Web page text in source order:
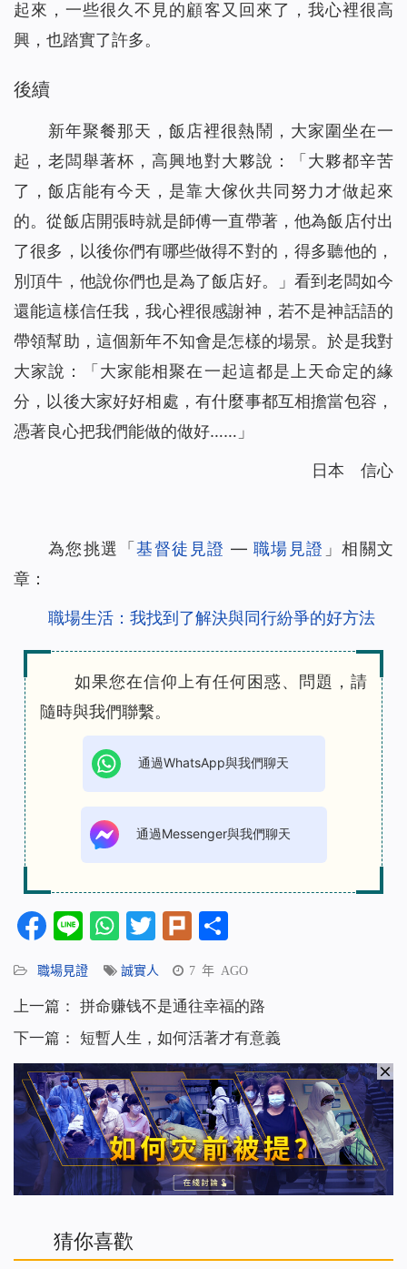
起來，一些很久不見的顧客又回來了，我心裡很高
興，也踏實了許多。
後續
新年聚餐那天，飯店裡很熱鬧，大家圍坐在一
起，老闆舉著杯，高興地對大夥說：「大夥都辛苦
了，飯店能有今天，是靠大傢伙共同努力才做起來
的。從飯店開張時就是師傅一直帶著，他為飯店付出
了很多，以後你們有哪些做得不對的，得多聽他的，
別頂牛，他說你們也是為了飯店好。」看到老闆如今
還能這樣信任我，我心裡很感謝神，若不是神話語的
帶領幫助，這個新年不知會是怎樣的場景。於是我對
大家說：「大家能相聚在一起這都是上天命定的緣
分，以後大家好好相處，有什麼事都互相擔當包容，
憑著良心把我們能做的做好……」
日本 信心
為您挑選「基督徒見證 — 職場見證 」相關文
章：
職場生活：我找到了解決與同行紛爭的好方法
如果您在信仰上有任何困惑、問題，請
隨時與我們聯繫。
通過WhatsApp與我們聊天
通過Messenger與我們聊天
Facebook
LineWhatsApp
Twitter
Plurk
職場見證 誠實人 7 年 AGO
上一篇： 拼命赚钱不是通往幸福的路
下一篇： 短暫人生，如何活著才有意義
猜你喜歡